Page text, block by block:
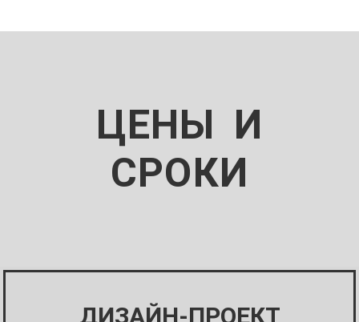
ЦЕНЫ И
СРОКИ
ДИЗАЙН-ПРОЕКТ